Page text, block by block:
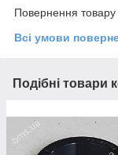
Повернення товару
Всі умови
Подібні товари